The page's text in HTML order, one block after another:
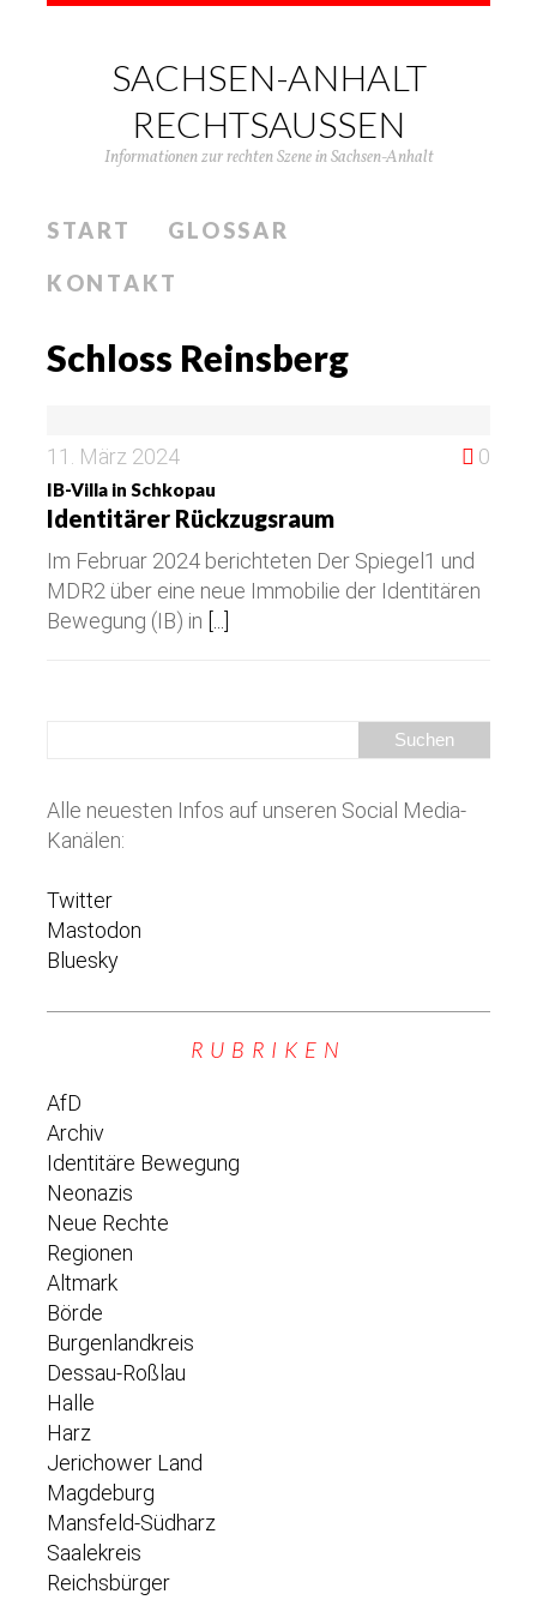
SACHSEN-ANHALT
RECHTSAUSSEN
Informationen zur rechten Szene in Sachsen-Anhalt
START
GLOSSAR
KONTAKT
Schloss Reinsberg
11. März 2024 0
IB-Villa in Schkopau
Identitärer Rückzugsraum
Im Februar 2024 berichteten Der Spiegel1 und
MDR2 über eine neue Immobilie der Identitären
Bewegung (IB) in
Alle neuesten Infos auf unseren Social Media-
Kanälen:
Twitter
Mastodon
Bluesky
RUBRIKEN
AfD
Archiv
Identitäre Bewegung
Neonazis
Neue Rechte
Regionen
Altmark
Börde
Burgenlandkreis
Dessau-Roßlau
Halle
Harz
Jerichower Land
Magdeburg
Mansfeld-Südharz
Saalekreis
Reichsbürger